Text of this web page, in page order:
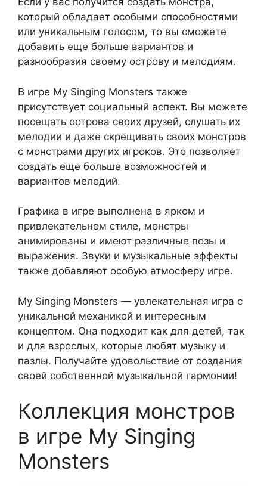
который обладает особыми способностями
или уникальным голосом, то вы сможете
добавить еще больше вариантов и
разнообразия своему острову и мелодиям.
В игре My Singing Monsters также
присутствует социальный аспект. Вы можете
посещать острова своих друзей, слушать их
мелодии и даже скрещивать своих монстров
с монстрами других игроков. Это позволяет
создать еще больше возможностей и
вариантов мелодий.
Графика в игре выполнена в ярком и
привлекательном стиле, монстры
анимированы и имеют различные позы и
выражения. Звуки и музыкальные эффекты
также добавляют особую атмосферу игре.
My Singing Monsters — увлекательная игра с
уникальной механикой и интересным
концептом. Она подходит как для детей, так
и для взрослых, которые любят музыку и
пазлы. Получайте удовольствие от создания
своей собственной музыкальной гармонии!
Коллекция монстров
в игре My Singing
Monsters